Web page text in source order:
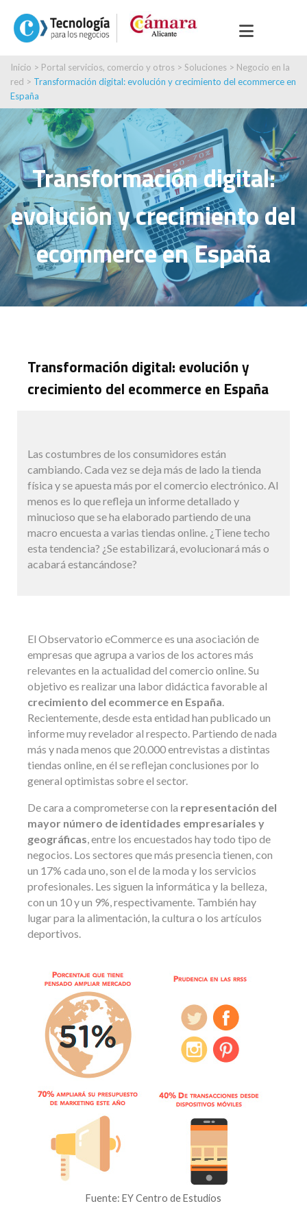
Inicio > Portal servicios, comercio y otros > Soluciones > Negocio en la
red > Transformación digital: evolución y crecimiento del ecommerce en
España
Transformación digital:
evolución y crecimiento del
ecommerce en España
Transformación digital: evolución y
crecimiento del ecommerce en España
Las costumbres de los consumidores están
cambiando. Cada vez se deja más de lado la tienda
física y se apuesta más por el comercio electrónico. Al
menos es lo que refleja un informe detallado y
minucioso que se ha elaborado partiendo de una
macro encuesta a varias tiendas online. ¿Tiene techo
esta tendencia? ¿Se estabilizará, evolucionará más o
acabará estancándose?
El Observatorio eCommerce es una asociación de
empresas que agrupa a varios de los actores más
relevantes en la actualidad del comercio online. Su
objetivo es realizar una labor didáctica favorable al
crecimiento del ecommerce en España.
Recientemente, desde esta entidad han publicado un
informe muy revelador al respecto. Partiendo de nada
más y nada menos que 20.000 entrevistas a distintas
tiendas online, en él se reflejan conclusiones por lo
general optimistas sobre el sector.
De cara a comprometerse con la representación del
mayor número de identidades empresariales y
geográficas, entre los encuestados hay todo tipo de
negocios. Los sectores que más presencia tienen, con
un 17% cada uno, son el de la moda y los servicios
profesionales. Les siguen la informática y la belleza,
con un 10 y un 9%, respectivamente. También hay
lugar para la alimentación, la cultura o los artículos
deportivos.
Fuente: EY Centro de Estudios